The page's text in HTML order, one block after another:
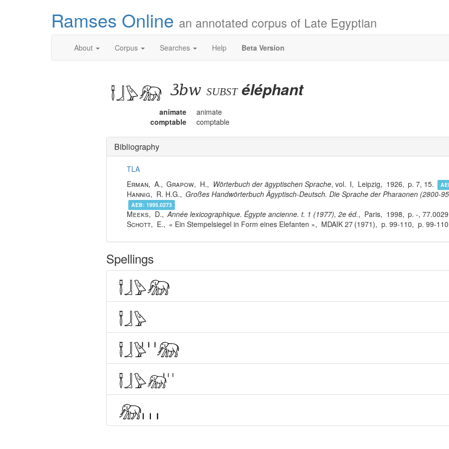
Ramses Online an annotated corpus of Late Egyptian
About Corpus Searches Help Beta Version
ꜣbw subst éléphant
animate
animate
comptable
comptable
Bibliography
TLA
Erman, A., Grapow, H., Wörterbuch der ägyptischen Sprache, vol. I, Leipzig, 1926, 7, 15.
Hannig, R. H.G., Großes Handwörterbuch Ägyptisch-Deutsch. Die Sprache der Pharaonen (2800-
AEB:1995.0273
Meeks, D., Année lexicographique. Égypte ancienne. t. 1 (1977), 2e éd., Paris, 1998, -, 77.0029
Schott, E., Ein Stempelsiegel in Form eines Elefanten , MDAIK 27 (1971), 99-110, 99-110
Spellings